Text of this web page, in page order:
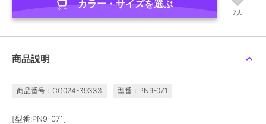
カラー・サイズを選ぶ
7人
商品説明
商品番号：CG024-39333 型番：PN9-071
[型番:PN9-071]